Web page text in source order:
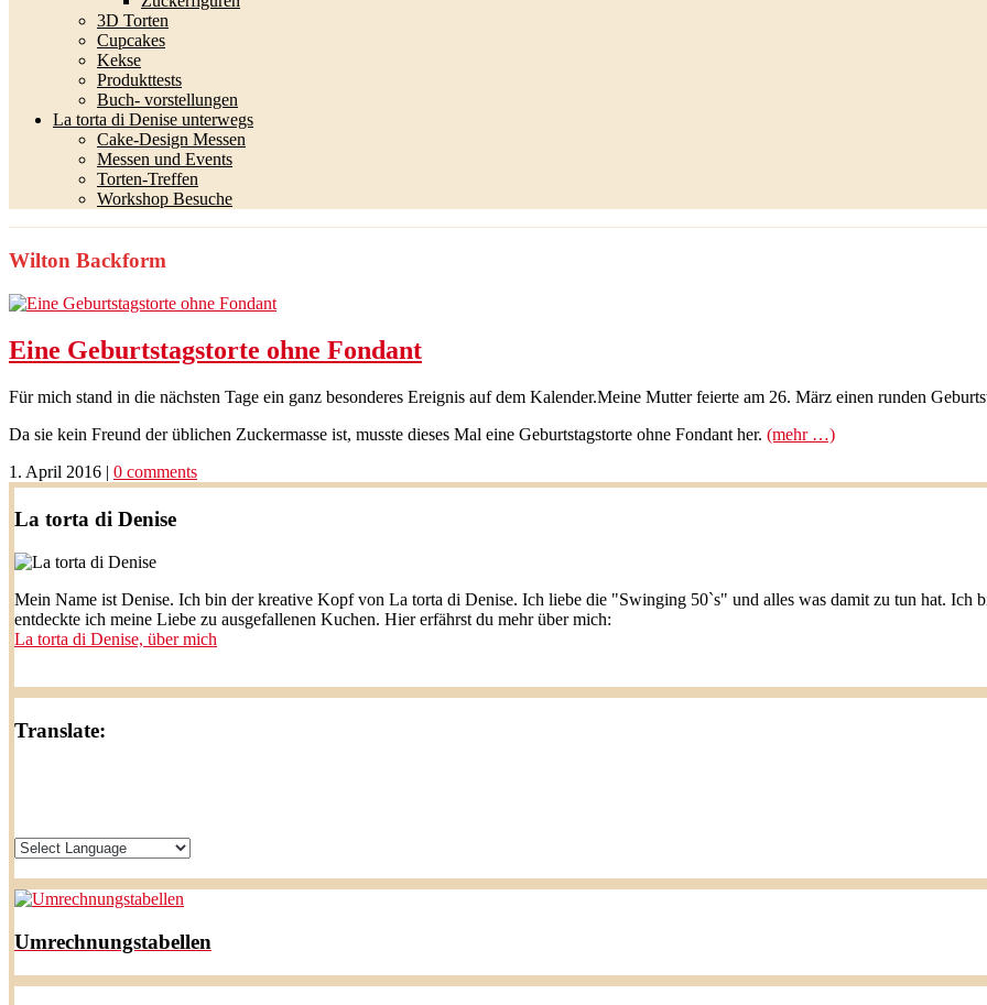
3D Torten
Cupcakes
Kekse
Produkttests
Buch- vorstellungen
La torta di Denise unterwegs
Cake-Design Messen
Messen und Events
Torten-Treffen
Workshop Besuche
Wilton Backform
Eine Geburtstagstorte ohne Fondant
Für mich stand in die nächsten Tage ein ganz besonderes Ereignis auf dem Kalender.Meine Mutter feierte am 26. März einen runden
Da sie kein Freund der üblichen Zuckermasse ist, musste dieses Mal eine Geburtstagstorte ohne Fondant her. (mehr …)
1. April 2016 | 0 comments
La torta di Denise
Mein Name ist Denise. Ich bin der kreative Kopf von La torta di Denise. Ich liebe die "Swinging 50`s" und alles was damit zu tun hat. Ich
entdeckte ich meine Liebe zu ausgefallenen Kuchen. Hier erfährst du mehr über mich:
La torta di Denise, über mich
Translate:
Umrechnungstabellen